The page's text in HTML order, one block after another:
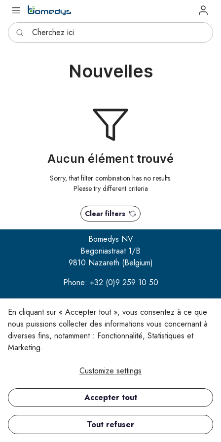
Log in
Cherchez ici
Nouvelles
Aucun élément trouvé
Sorry, that filter combination has no results.
Please try different criteria
Clear filters
Bomedys NV
Begoniastraat 1/B
9810 Nazareth (Belgium)
Phone: +32 (0)9 259 10 50
info@bomedys.be
LinkedIn
Copyright ©
En cliquant sur « Accepter tout », vous consentez à ce que
nous puissions collecter des informations vous concernant à
diverses fins, notamment : Fonctionnalité, Statistiques et
Marketing.
Customize settings
Accepter tout
Tout refuser